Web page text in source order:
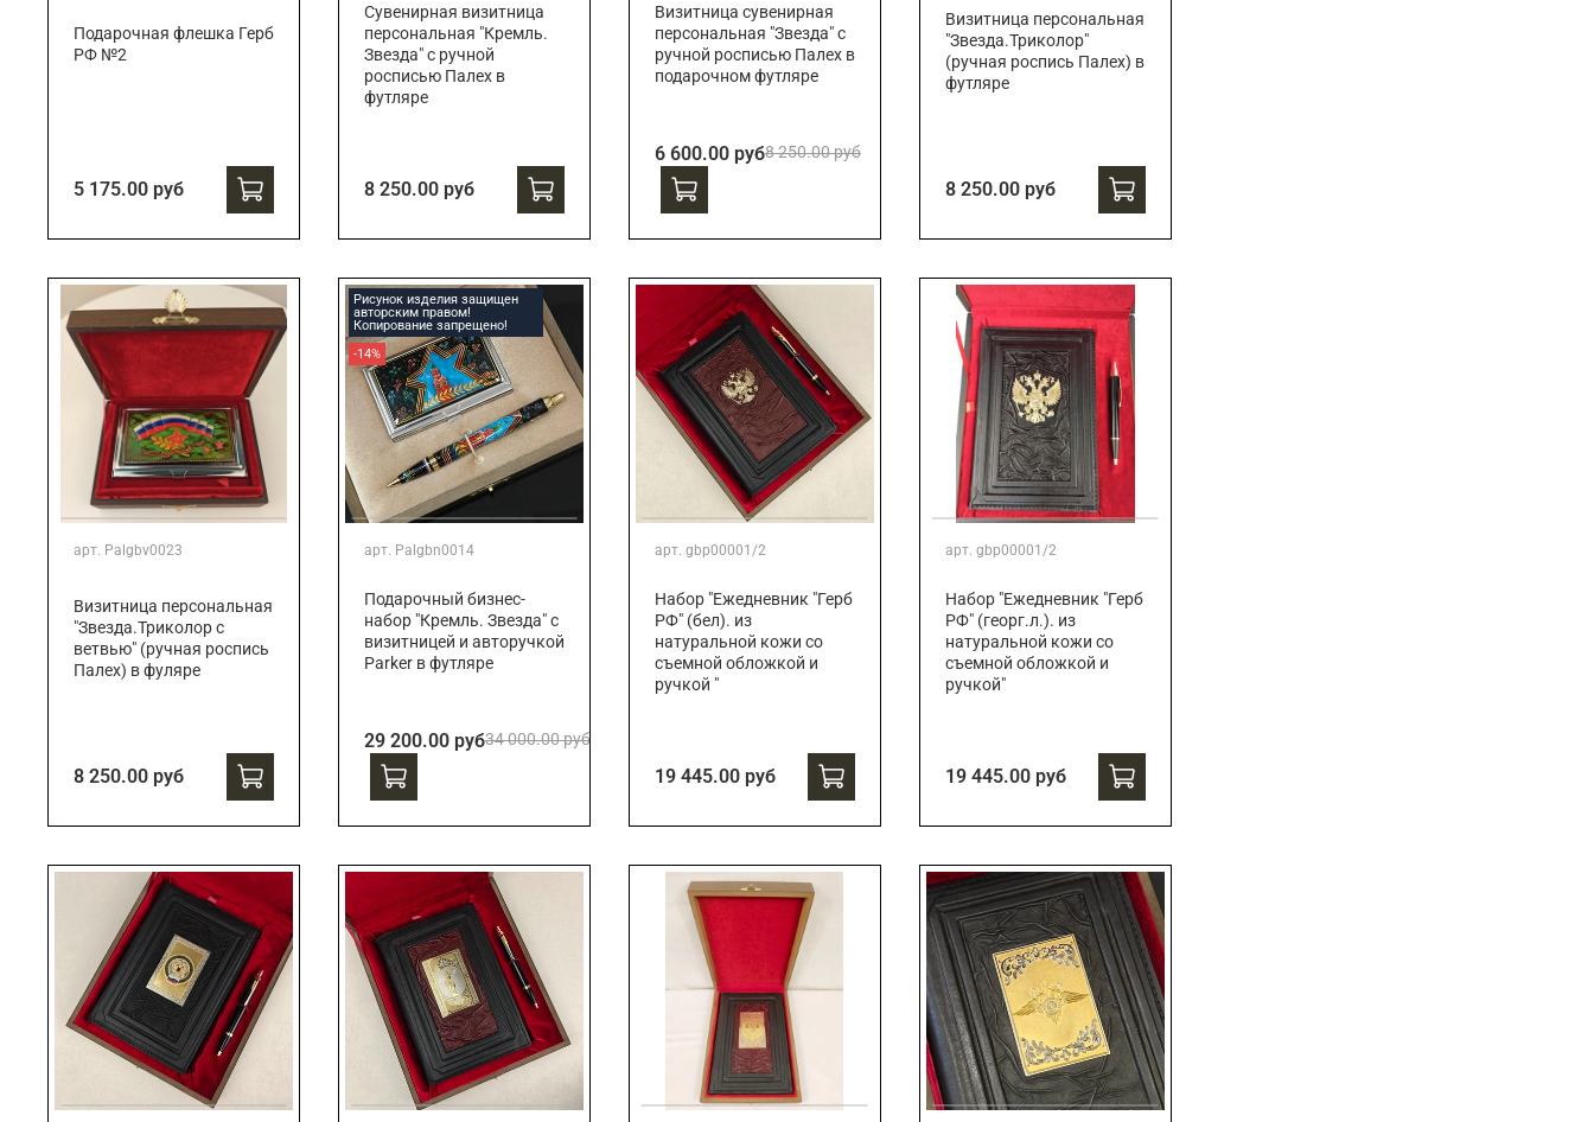
Подарочная флешка Герб
РФ №2
5 175.00 руб
Сувенирная визитница
персональная "Кремль.
Звезда" с ручной
росписью Палех в
футляре
8 250.00 руб
Визитница сувенирная
персональная "Звезда" с
ручной росписью Палех в
подарочном футляре
6 600.00 руб8 250.00 руб
Визитница персональная
"Звезда.Триколор"
(ручная роспись Палех) в
футляре
8 250.00 руб
арт. Palgbv0023
Визитница персональная
"Звезда.Триколор с
ветвью" (ручная роспись
Палех) в фуляре
8 250.00 руб
Рисунок изделия защищен
авторским правом!
Копирование запрещено!
-14%
арт. Palgbn0014
Подарочный бизнес-
набор "Кремль. Звезда" с
визитницей и авторучкой
Parker в футляре
29 200.00 руб34 000.00 руб
арт. gbp00001/2
Набор "Ежедневник "Герб
РФ" (бел). из
натуральной кожи со
съемной обложкой и
ручкой "
19 445.00 руб
арт. gbp00001/2
Набор "Ежедневник "Герб
РФ" (георг.л.). из
натуральной кожи со
съемной обложкой и
ручкой"
19 445.00 руб